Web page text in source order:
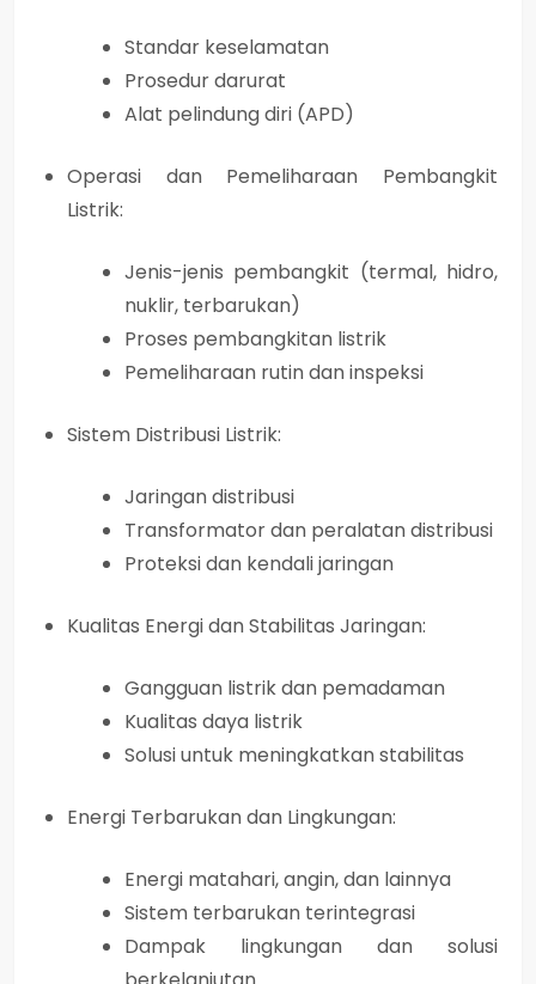
Standar keselamatan
Prosedur darurat
Alat pelindung diri (APD)
Operasi dan Pemeliharaan Pembangkit
Listrik:
Jenis-jenis pembangkit (termal, hidro,
nuklir, terbarukan)
Proses pembangkitan listrik
Pemeliharaan rutin dan inspeksi
Sistem Distribusi Listrik:
Jaringan distribusi
Transformator dan peralatan distribusi
Proteksi dan kendali jaringan
Kualitas Energi dan Stabilitas Jaringan:
Gangguan listrik dan pemadaman
Kualitas daya listrik
Solusi untuk meningkatkan stabilitas
Energi Terbarukan dan Lingkungan:
Energi matahari, angin, dan lainnya
Sistem terbarukan terintegrasi
Dampak lingkungan dan solusi